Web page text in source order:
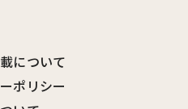
について
ポリシー